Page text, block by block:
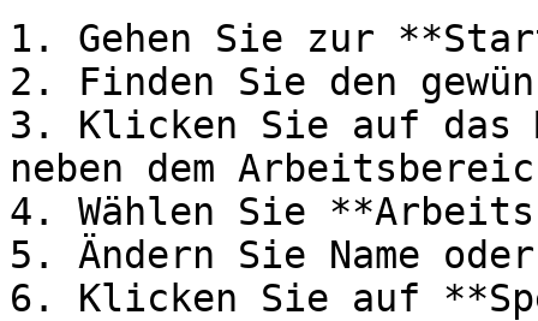
1. Gehen Sie zur
2. Finden Sie den
3. Klicken Sie auf das
neben dem
4. Wählen Sie
5. Ändern Sie Name
6. Klicken Sie auf